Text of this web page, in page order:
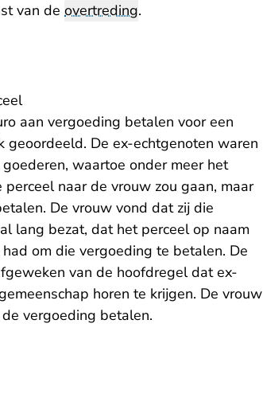
van de overtreding.
aan vergoeding betalen voor een
geoordeeld. De ex-echtgenoten waren
waartoe onder meer het
naar de vrouw zou gaan, maar
De vrouw vond dat zij die
lang bezat, dat het perceel op naam
om die vergoeding te betalen. De
van de hoofdregel dat ex-
horen te krijgen. De vrouw
vergoeding betalen.